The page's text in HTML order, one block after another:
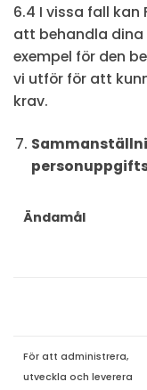
6.4 I vissa fall
att behandla
exempel för den
vi utför för att
krav.
Ändamål
För att administrera,
utveckla och leverera